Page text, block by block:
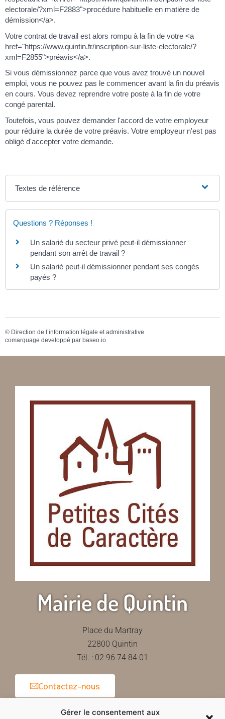
Gérer le consentement aux
electorale/?xml=F2883">procédure habituelle en matière de
démission</a>.
Votre contrat de travail est alors rompu à la fin de votre <a
href="https://www.quintin.fr/inscription-sur-liste-electorale/?
xml=F2855">préavis</a>.
Si vous démissionnez parce que vous avez trouvé un nouvel
emploi, vous ne pouvez pas le commencer avant la fin du préavis
en cours. Vous devez reprendre votre poste à la fin de votre
congé parental.
Toutefois, vous pouvez demander l'accord de votre employeur
pour réduire la durée de votre préavis. Votre employeur n'est pas
obligé d'accepter votre demande.
Textes de référence
Questions ? Réponses !
Un salarié du secteur privé peut-il démissionner
pendant son arrêt de travail ?
Un salarié peut-il démissionner pendant ses congés
payés ?
© Direction de l’information légale et administrative
comarquage developpé par baseo.io
Mairie de Quintin
Place du Martray
22800 Quintin
Tél. : 02 96 74 84 01
Contactez-nous